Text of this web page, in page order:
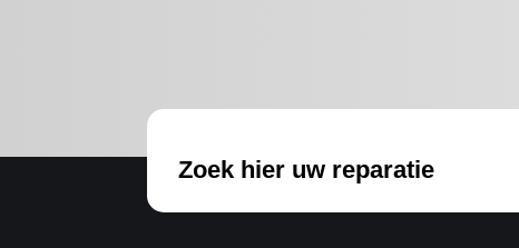
Zoek hier uw reparatie